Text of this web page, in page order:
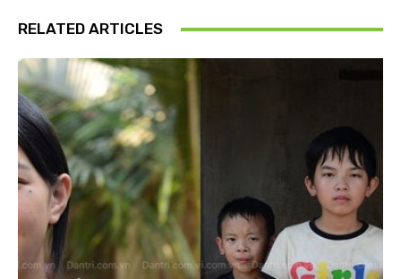
RELATED ARTICLES